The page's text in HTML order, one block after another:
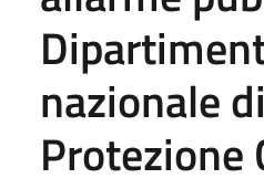
nazionale di
Protezione